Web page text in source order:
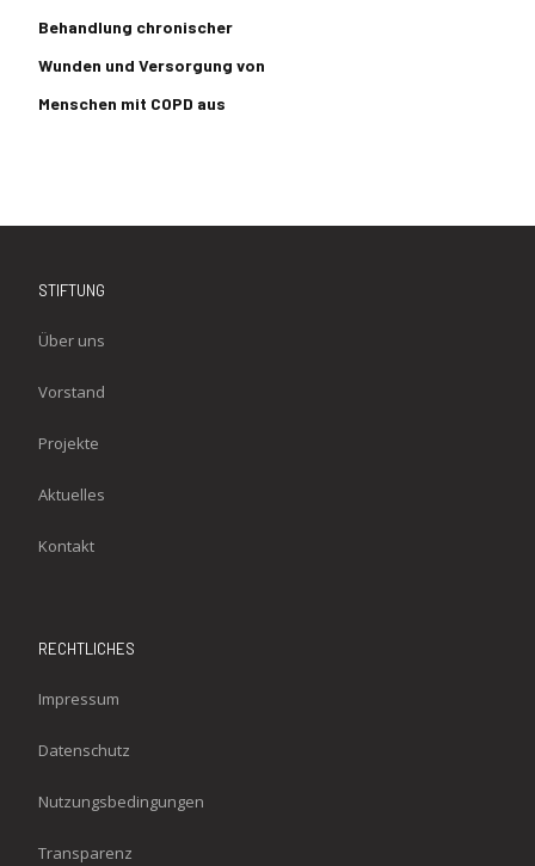
Behandlung chronischer
Wunden und Versorgung von
Menschen mit COPD aus
STIFTUNG
Über uns
Vorstand
Projekte
Aktuelles
Kontakt
RECHTLICHES
Impressum
Datenschutz
Nutzungsbedingungen
Transparenz